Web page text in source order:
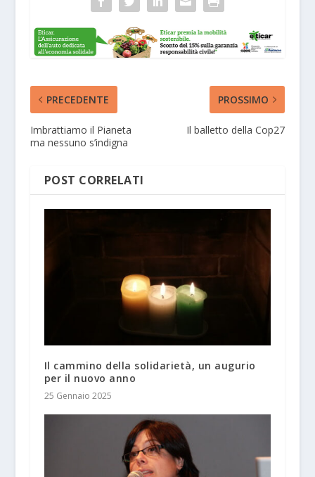
PRECEDENTE
Imbrattiamo il Pianeta
ma nessuno s’indigna
PROSSIMO
Il balletto della Cop27
POST CORRELATI
Il cammino della solidarietà, un augurio
per il nuovo anno
25 Gennaio 2025